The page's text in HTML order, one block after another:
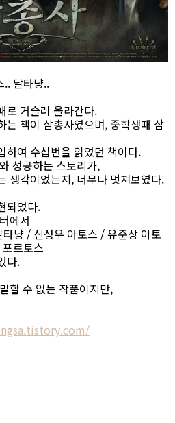
.. 달타냥..
로 거슬러 올라간다.
는 책이 삼총사였으며, 중학생때 삼
하여 수십번을 읽었던 책이다.
성공하는 스토리가,
생각이었는지, 너무나 멋져보였다.
되었다.
에서
냥 / 신성우 아토스 / 유준상 아토
르토스
다.
할 수 없는 작품이지만,